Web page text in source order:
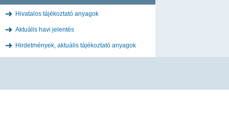
Hivatalos tájékoztató anyagok
Aktuális havi jelentés
Hirdetmények, aktuális tájékoztató anyagok